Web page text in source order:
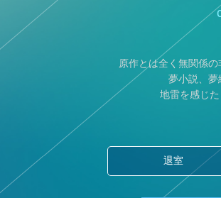
原作とは全く無関係の
夢小説、夢
地雷を感じ
退室